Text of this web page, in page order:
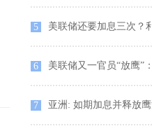
5 美联储还要加息三次？利率定价翻
6 美联储又一官员“放鹰”：若就业
7 亚洲: 如期加息并释放